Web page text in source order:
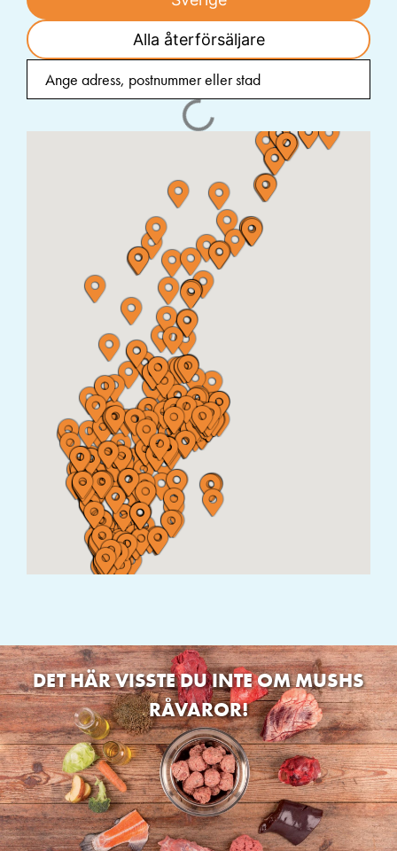
Alla återförsäljare
DET HÄR VISSTE DU INTE OM MUSHS
RÅVAROR!